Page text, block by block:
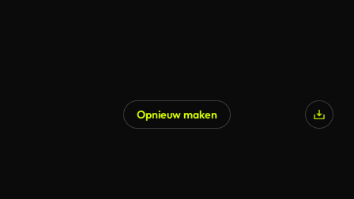
Opnieuw maken